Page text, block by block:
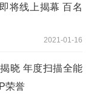
将线上揭幕 百名
2021-01-16
晓 年度扫描全能
荣誉